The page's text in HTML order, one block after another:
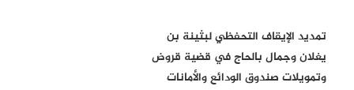
تمديد الإيقاف التحفظي لبثينة بن
يغلان وجمال بالحاج في قضية قروض
وتمويلات صندوق الودائع والأمانات